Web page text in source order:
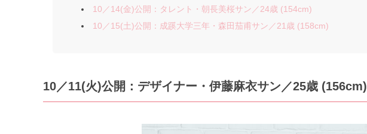
10／14(金)公開：タレント・朝長美桜サン／24歳 (154cm)
10／15(土)公開：成蹊大学三年・森田茄甫サン／21歳 (158cm)
10／11(火)公開：デザイナー・伊藤麻衣サン／25歳 (156cm)